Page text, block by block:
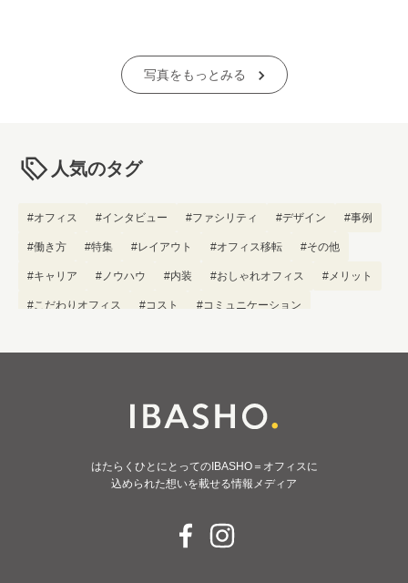
写真をもっとみる
人気のタグ
#オフィス #インタビュー #ファシリティ #デザイン #事例
#働き方 #特集 #レイアウト #オフィス移転 #その他
#キャリア #ノウハウ #内装 #おしゃれオフィス #メリット
#こだわりオフィス #コスト #コミュニケーション
はたらくひとにとってのIBASHO＝オフィスに
込められた想いを載せる情報メディア